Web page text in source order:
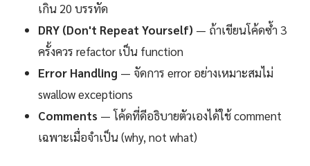
เกิน 20 บรรทัด
DRY (Don't Repeat Yourself) — ถ้าเขียนโค้ดซ้ำ 3
ครั้งควร refactor เป็น function
Error Handling — จัดการ error อย่างเหมาะสมไม่
swallow exceptions
Comments — โค้ดที่ดีอธิบายตัวเองได้ใช้ comment
เฉพาะเมื่อจำเป็น (why, not what)